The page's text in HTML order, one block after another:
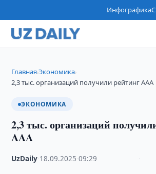
Инфографика
Главная›Экономика›
2,3 тыс. организаций получили рейтинг AAA
ЭКОНОМИКА
2,3 тыс. организаций
AAA
UzDaily 18.09.2025 ·09:29